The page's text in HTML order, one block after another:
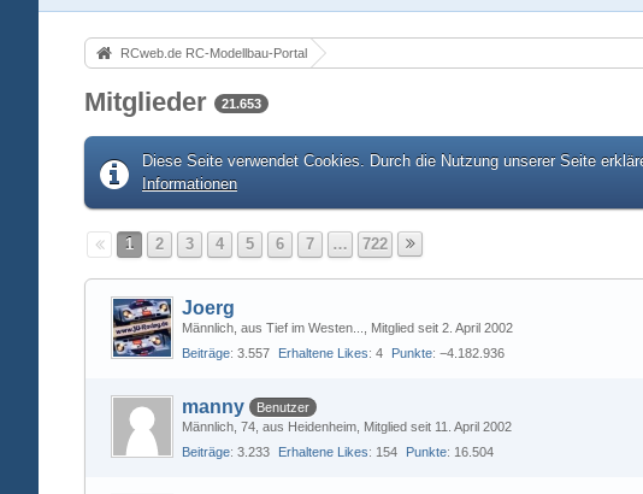
RCweb.de RC-Modellbau-Portal
Mitglieder 21.653
Diese Seite verwendet Cookies. Durch die Nutzung unserer Seite
Informationen
1 2 3 4 5 6 7 … 722
Joerg
Männlich aus Tief im Westen...
Mitglied seit 2. April 2002
Beiträge 3.557 Erhaltene Likes 4 Punkte −4.182.936
manny
Benutzer
Männlich 74 aus Heidenheim Mitglied seit 11. April 2002
Beiträge 3.233 Erhaltene Likes 154 Punkte 16.504